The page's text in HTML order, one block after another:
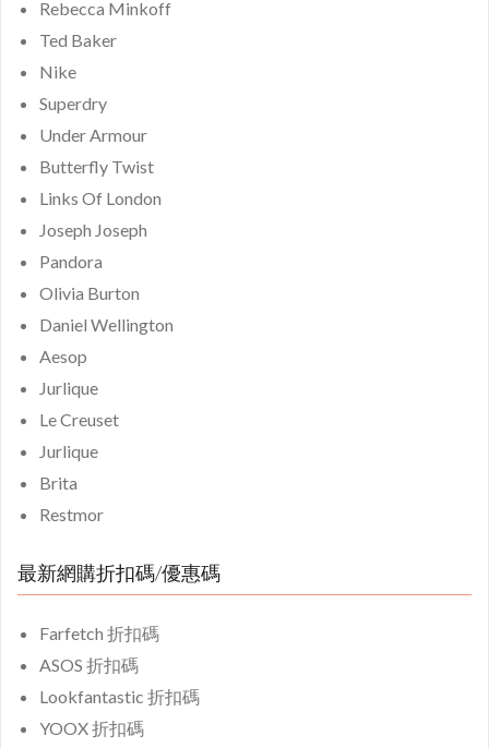
Rebecca Minkoff
Ted Baker
Nike
Superdry
Under Armour
Butterfly Twist
Links Of London
Joseph Joseph
Pandora
Olivia Burton
Daniel Wellington
Aesop
Jurlique
Le Creuset
Jurlique
Brita
Restmor
最新網購折扣碼/優惠碼
Farfetch 折扣碼
ASOS 折扣碼
Lookfantastic 折扣碼
YOOX 折扣碼